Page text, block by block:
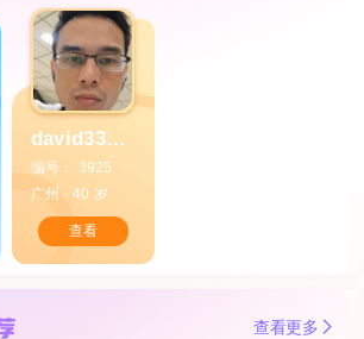
david33344
编号： 3925
广州 · 40 岁
查看
查看更多